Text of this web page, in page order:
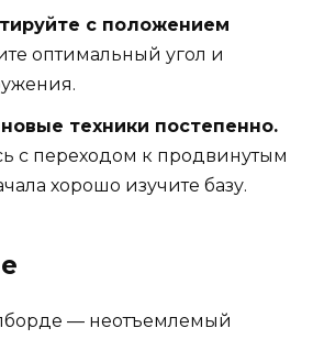
с положением
оптимальный угол и
техники постепенно.
с переходом к продвинутым
хорошо изучите базу.
— неотъемлемый